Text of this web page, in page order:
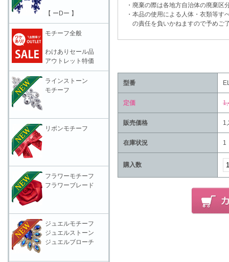
・廃棄の際は各地方自治体の廃棄区
・本品の使用による人体・衣類等す
の責任を負いかねますので予めご
型番
定価
販売価格
在庫状況 1
購入数
【 ーDー 】
モチーフ全般
わけありセール品
アウトレット特価
ラインストーン
モチーフ
リボンモチーフ
フラワーモチーフ
フラワーブレード
ジュエルモチーフ
ジュエルストーン
ジュエルブローチ